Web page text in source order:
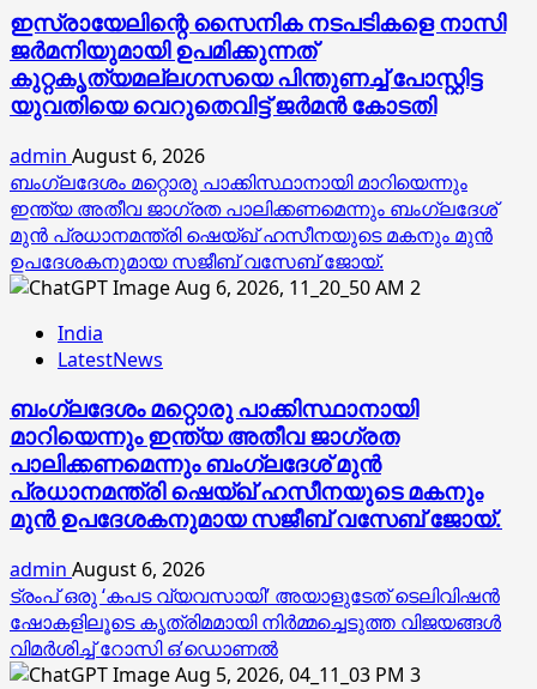
ഇസ്രായേലിന്റെ സൈനിക നടപടികളെ നാസി
ജര്‍മനിയുമായി ഉപമിക്കുന്നത്
കുറ്റകൃത്യമല്ലഗസയെ പിന്തുണച്ച് പോസ്റ്റിട്ട
യുവതിയെ വെറുതെവിട്ട് ജര്‍മന്‍ കോടതി
admin August 6, 2026
ബംഗ്ലദേശം മറ്റൊരു പാക്കിസ്ഥാനായി മാറിയെന്നും
ഇന്ത്യ അതീവ ജാഗ്രത പാലിക്കണമെന്നും ബംഗ്ലദേശ്
മുൻ പ്രധാനമന്ത്രി ഷെയ്ഖ് ഹസീനയുടെ മകനും മുൻ
ഉപദേശകനുമായ സജീബ് വസേബ് ജോയ്.
2
India
LatestNews
ബംഗ്ലദേശം മറ്റൊരു പാക്കിസ്ഥാനായി
മാറിയെന്നും ഇന്ത്യ അതീവ ജാഗ്രത
പാലിക്കണമെന്നും ബംഗ്ലദേശ് മുൻ
പ്രധാനമന്ത്രി ഷെയ്ഖ് ഹസീനയുടെ മകനും
മുൻ ഉപദേശകനുമായ സജീബ് വസേബ് ജോയ്.
admin August 6, 2026
ട്രംപ് ഒരു ‘കപട വ്യവസായി’ അയാളുടേത് ടെലിവിഷന്‍
ഷോകളിലൂടെ കൃത്രിമമായി നിര്‍മ്മച്ചെടുത്ത വിജയങ്ങള്‍
വിമര്‍ശിച്ച് റോസി ഒ’ഡൊണല്‍
3